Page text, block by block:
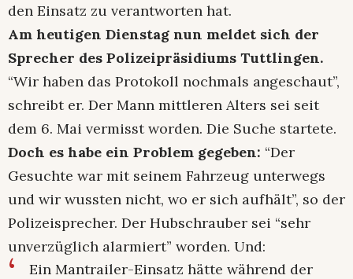
den Einsatz zu verantworten hat.
Am heutigen Dienstag nun meldet sich der
Sprecher des Polizeipräsidiums Tuttlingen.
“Wir haben das Protokoll nochmals angeschaut”,
schreibt er. Der Mann mittleren Alters sei seit
dem 6. Mai vermisst worden. Die Suche startete.
Doch es habe ein Problem gegeben: “Der
Gesuchte war mit seinem Fahrzeug unterwegs
und wir wussten nicht, wo er sich aufhält”, so der
Polizeisprecher. Der Hubschrauber sei “sehr
unverzüglich alarmiert” worden. Und:
Ein Mantrailer-Einsatz hätte während der